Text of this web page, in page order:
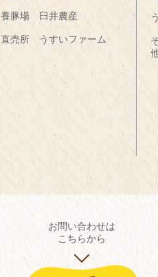
養豚場 臼井農産
直売所 うすいファーム
お問い合わせは
こちらから